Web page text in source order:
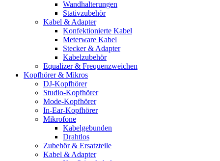
Wandhalterungen
Stativzubehör
Kabel & Adapter
Konfektionierte Kabel
Meterware Kabel
Stecker & Adapter
Kabelzubehör
Equalizer & Frequenzweichen
Kopfhörer & Mikros
DJ-Kopfhörer
Studio-Kopfhörer
Mode-Kopfhörer
In-Ear-Kopfhörer
Mikrofone
Kabelgebunden
Drahtlos
Zubehör & Ersatzteile
Kabel & Adapter